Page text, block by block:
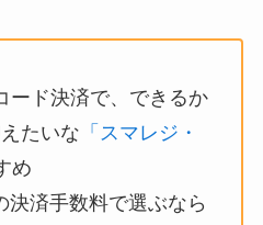
ード決済で、できるか
たいな 「スマレジ・
め
済手数料で選ぶなら